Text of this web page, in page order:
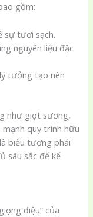
gồm:
sự tươi sạch.
nguyên liệu đặc
tưởng tạo nên
như giọt sương,
quy trình hữu
biểu tượng phải
sâu sắc để kể
điệu” của